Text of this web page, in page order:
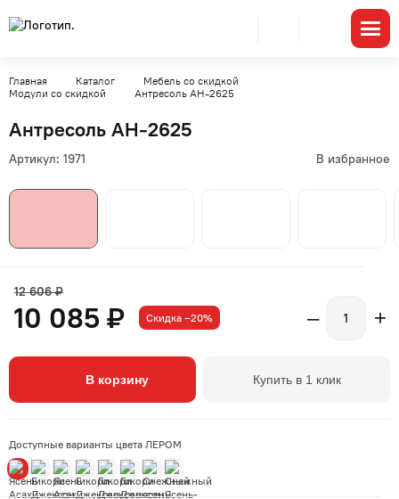
Главная Каталог
Мебель со скидкой
Модули со скидкой
Антресоль АН-2625
Антресоль АН-2625
Артикул: 1971 В избранное
Доступные варианты цвета ЛЕРОМ
12 606 ₽
10 085 ₽ Скидка –20% – +
В корзину Купить в 1 клик